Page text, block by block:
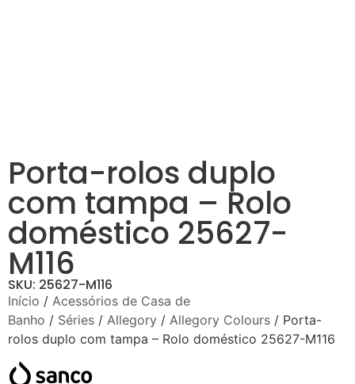
Porta-rolos duplo
com tampa – Rolo
doméstico 25627-
M116
SKU: 25627-M116
Início / Acessórios de Casa de
Banho / Séries / Allegory / Allegory Colours / Porta-
rolos duplo com tampa – Rolo doméstico 25627-M116